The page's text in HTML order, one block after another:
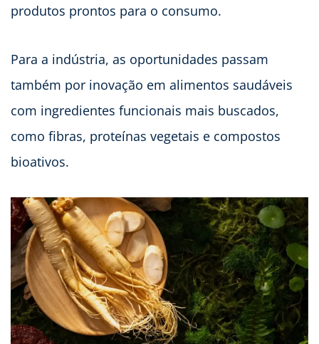
produtos prontos para o consumo.
Para a indústria, as oportunidades passam
também por inovação em alimentos saudáveis
com ingredientes funcionais mais buscados,
como fibras, proteínas vegetais e compostos
bioativos.